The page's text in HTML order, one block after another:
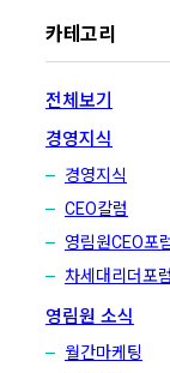
카테고리
전체보기
경영지식
경영지식
CEO칼럼
영림원CEO포
차세대리더포럼
영림원 소식
월간마케팅